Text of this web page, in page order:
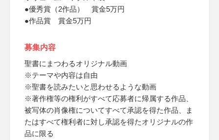
●優秀賞（2作品） 賞金5万円
●作品賞 賞金5万円
募集内容
聖書にまつわるオリジナル動画
※テーマや内容は自由
※聖書を読みたいと思わせるような動画
※著作権等の権利がすべて応募者に帰属する作品、
被写体の肖像権についてすべて承認を得た作品、ま
たはすべて権利者に対し承認を得たオリジナルの作
品に限る